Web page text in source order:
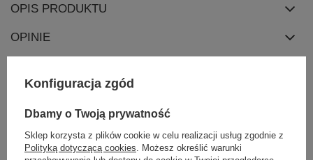
OPIS PRODUKTU
OPINIE
ZAKŁADKA KOSZTY WYSYŁKI
Z naszego bloga
Konfiguracja zgód
Dbamy o Twoją prywatność
Sklep korzysta z plików cookie w celu realizacji usług zgodnie z
Polityką dotyczącą cookies. Możesz określić warunki